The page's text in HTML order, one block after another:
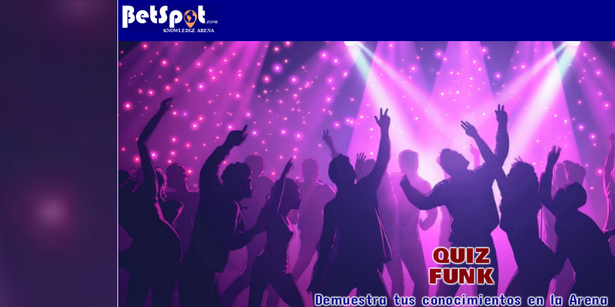
QUIZ
FUNK
Demuestra tus conocimientos en la Arena